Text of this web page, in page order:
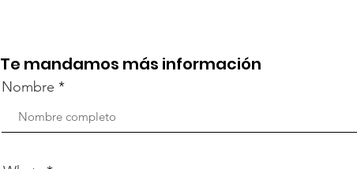
Te mandamos más información
Nombre